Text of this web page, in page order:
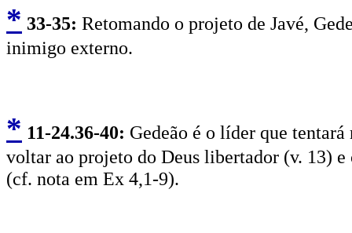
* 33-35: Retomando o projeto de Javé,
inimigo externo.
* 11-24.36-40: Gedeão é o líder que
voltar ao projeto do Deus libertador (v. 13)
(cf. nota em Ex 4,1-9).